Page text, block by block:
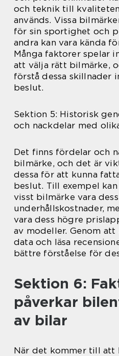
och teknik till
används. Vissa
för sin sportighet och
andra kan vara kända
Många faktorer spelar
att välja rätt bilmärke,
förstå dessa skillnader
beslut.
Sektion 5: Historisk
och nackdelar med
Det finns fördelar och
bilmärke, och det är
dessa för att kunna
beslut. Till exempel
visst bilmärke vara
underhållskostnader,
vara dess högre
av modeller. Genom
data och läsa
bättre förståelse för
Sektion 6:
påverkar
av bilar
När det kommer till att